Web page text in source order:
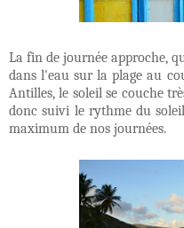
La fin de journée approche,
dans l'eau sur la plage au
Antilles, le soleil se couche
donc suivi le rythme du
maximum de nos journées.